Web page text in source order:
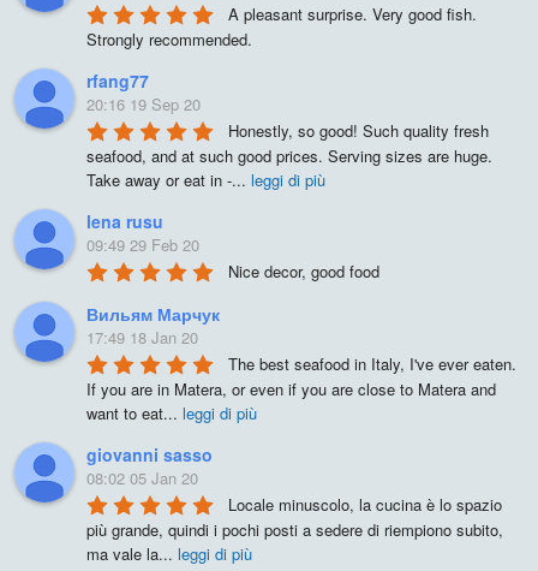
A pleasant surprise. Very good fish.
Strongly recommended.
rfang77
20:16 19 Sep 20
Honestly, so good! Such quality fresh
seafood, and at such good prices. Serving sizes are huge.
Take away or eat in -... leggi di più
lena rusu
09:49 29 Feb 20
Nice decor, good food
Вильям Марчук
17:49 18 Jan 20
The best seafood in Italy, I've ever eaten.
If you are in Matera, or even if you are close to Matera and
want to eat... leggi di più
giovanni sasso
08:02 05 Jan 20
Locale minuscolo, la cucina è lo spazio
più grande, quindi i pochi posti a sedere di riempiono subito,
ma vale la... leggi di più